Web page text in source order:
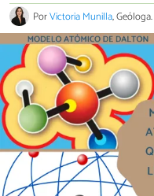
PorVictoria Munilla, Geóloga.